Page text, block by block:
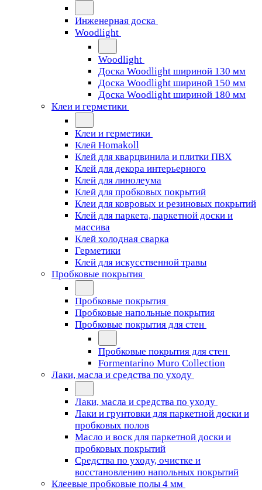
Инженерная доска
Woodlight
Woodlight
Доска Woodlight шириной 130 мм
Доска Woodlight шириной 150 мм
Доска Woodlight шириной 180 мм
Клеи и герметики
Клеи и герметики
Клей Homakoll
Клей для кварцвинила и плитки ПВХ
Клей для декора интерьерного
Клей для линолеума
Клей для пробковых покрытий
Клеи для ковровых и резиновых покрытий
Клей для паркета, паркетной доски и
массива
Клей холодная сварка
Герметики
Клей для искусственной травы
Пробковые покрытия
Пробковые покрытия
Пробковые напольные покрытия
Пробковые покрытия для стен
Пробковые покрытия для стен
Formentarino Muro Collection
Лаки, масла и средства по уходу
Лаки, масла и средства по уходу
Лаки и грунтовки для паркетной доски и
пробковых полов
Масло и воск для паркетной доски и
пробковых покрытий
Средства по уходу, очистке и
восстановлению напольных покрытий
Клеевые пробковые полы 4 мм